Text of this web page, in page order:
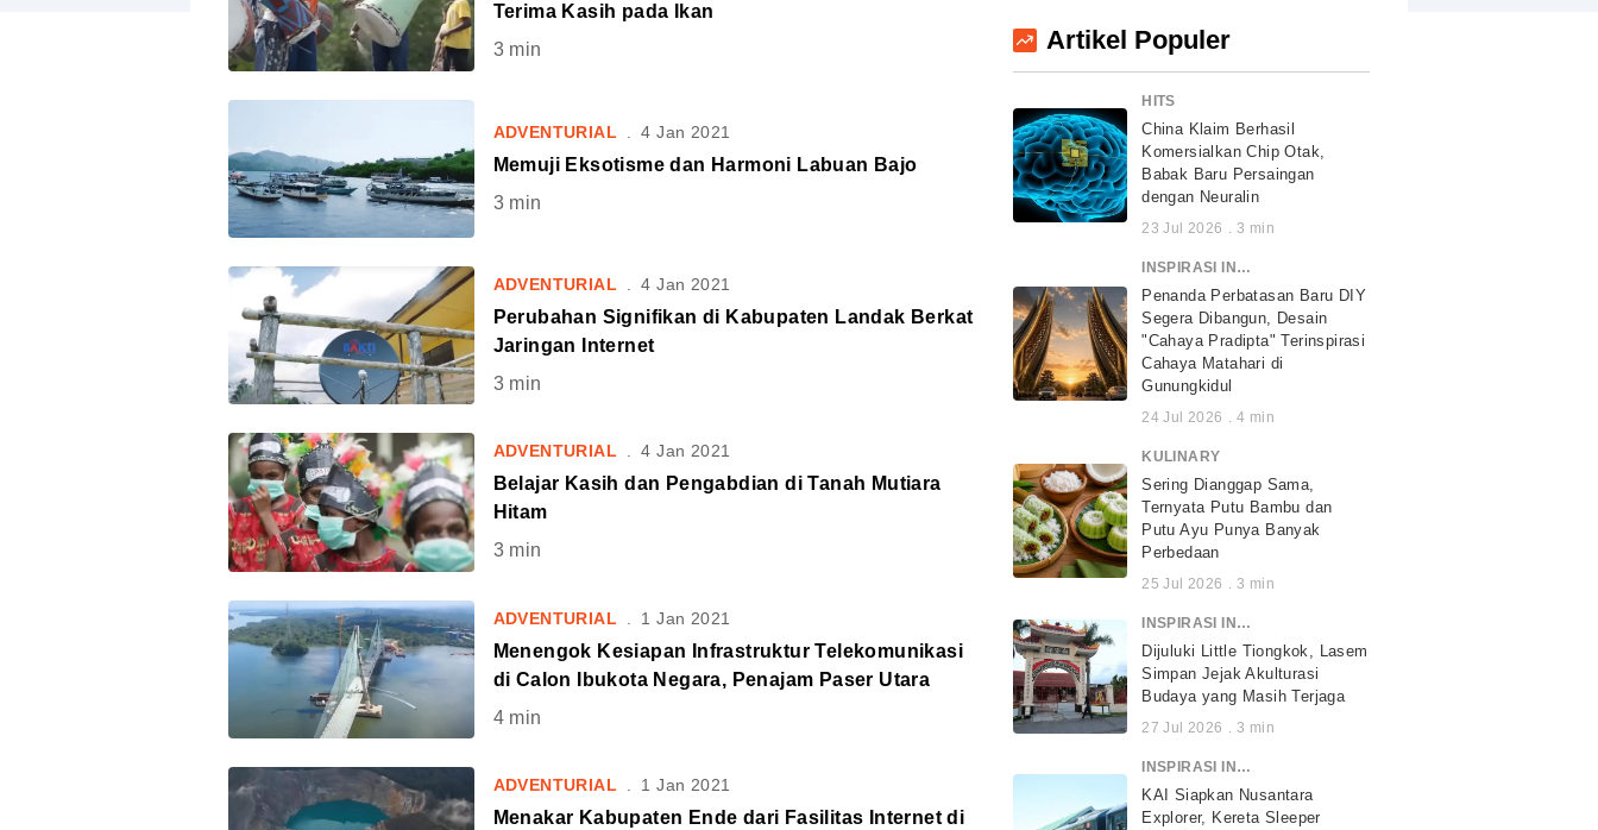
Terima Kasih pada Ikan
3min
ADVENTURIAL 4 Jan 2021
Memuji Eksotisme dan Harmoni Labuan Bajo
3min
ADVENTURIAL 4 Jan 2021
Perubahan Signifikan di Kabupaten Landak Berkat
Jaringan Internet
3min
ADVENTURIAL . 4 Jan 2021
Belajar Kasih dan Pengabdian di Tanah Mutiara
Hitam
3min
ADVENTURIAL 1 Jan 2021
Menengok Kesiapan Infrastruktur Telekomunikasi
di Calon Ibukota Negara, Penajam Paser Utara
4min
ADVENTURIAL 1 Jan 2021
Menakar Kabupaten Ende dari Fasilitas Internet di
Artikel Populer
HITS
China Klaim Berhasil
Komersialkan Chip Otak,
Babak Baru Persaingan
dengan Neuralin
23 Jul 2026 . 3 min
INSPIRASI INDONESIA
Penanda Perbatasan Baru DIY
Segera Dibangun, Desain
"Cahaya Pradipta" Terinspirasi
Cahaya Matahari di
Gunungkidul
24 Jul 2026 . 4 min
KULINARY
Sering Dianggap Sama,
Ternyata Putu Bambu dan
Putu Ayu Punya Banyak
Perbedaan
25 Jul 2026 . 3 min
INSPIRASI INDONESIA
Dijuluki Little Tiongkok, Lasem
Simpan Jejak Akulturasi
Budaya yang Masih Terjaga
27 Jul 2026 . 3 min
INSPIRASI INDONESIA
KAI Siapkan Nusantara
Explorer, Kereta Sleeper